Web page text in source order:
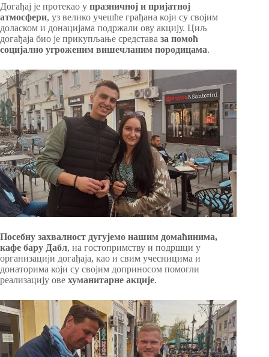
Догађај је протекао у празничној и пријатној
атмосфери, уз велико учешће грађана који су својим
доласком и донацијама подржали ову акцију. Циљ
догађаја био је прикупљање средстава за помоћ
социјално угроженим вишечланим породицама.
Посебну захвалност дугујемо нашим домаћинима,
кафе бару Дабл, на гостопримству и подршци у
организацији догађаја, као и свим учесницима и
донаторима који су својим доприносом помогли
реализацију ове хуманитарне акције.